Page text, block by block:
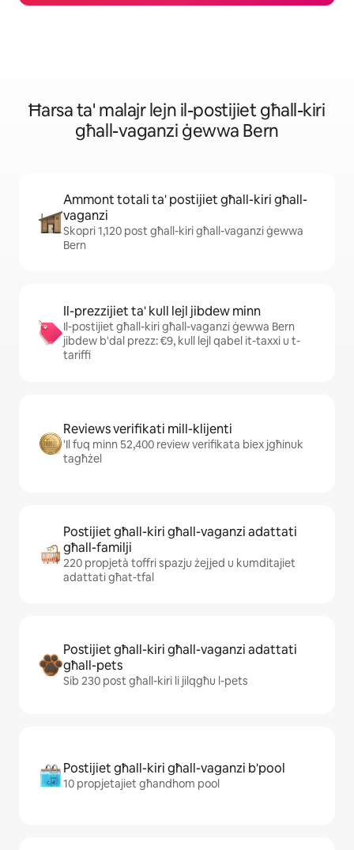
Ħarsa ta' malajr lejn il-postijiet għall-kiri
għall-vaganzi ġewwa Bern
Ammont totali ta' postijiet għall-kiri għall-
vaganzi
Skopri 1,120 post għall-kiri għall-vaganzi ġewwa
Bern
Il-prezzijiet ta' kull lejl jibdew minn
Il-postijiet għall-kiri għall-vaganzi ġewwa Bern
jibdew b'dal prezz: €9, kull lejl qabel it-taxxi u t-
tariffi
Reviews verifikati mill-klijenti
'Il fuq minn 52,400 review verifikata biex jgħinuk
tagħżel
Postijiet għall-kiri għall-vaganzi adattati
għall-familji
220 propjetà toffri spazju żejjed u kumditajiet
adattati għat-tfal
Postijiet għall-kiri għall-vaganzi adattati
għall-pets
Sib 230 post għall-kiri li jilqgħu l-pets
Postijiet għall-kiri għall-vaganzi b'pool
10 propjetajiet għandhom pool